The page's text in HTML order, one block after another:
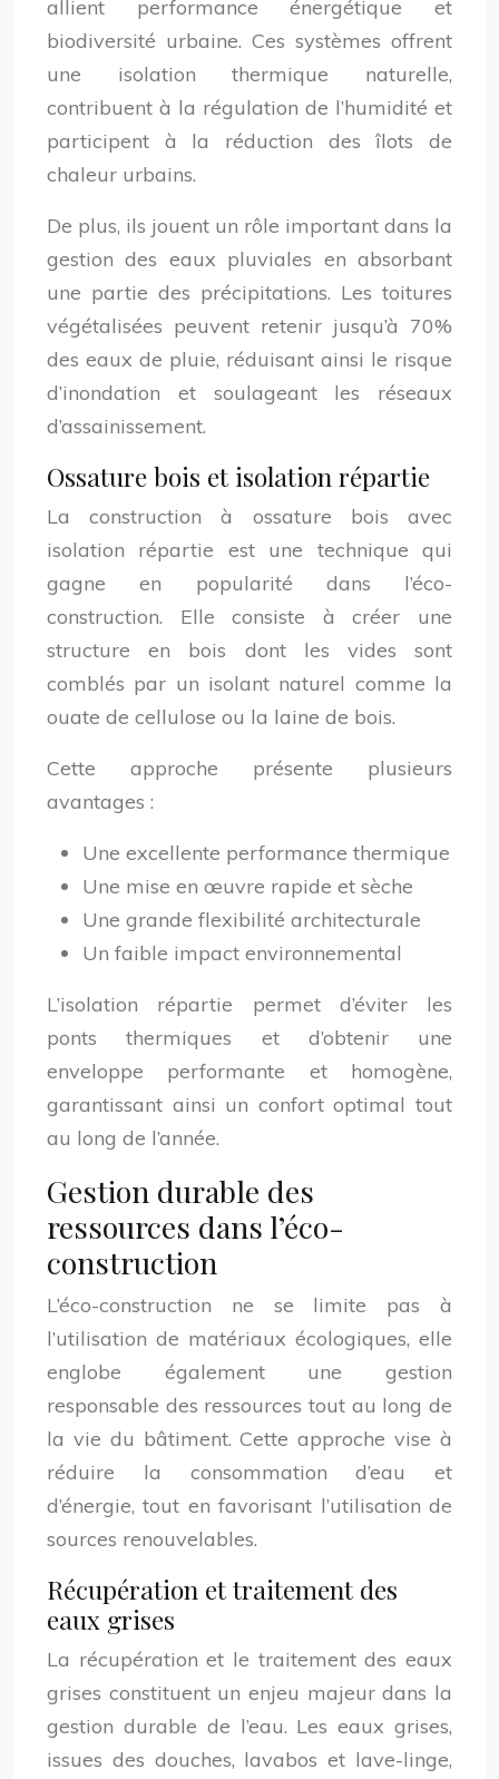
allient performance énergétique et
biodiversité urbaine. Ces systèmes offrent
une isolation thermique naturelle,
contribuent à la régulation de l’humidité et
participent à la réduction des îlots de
chaleur urbains.
De plus, ils jouent un rôle important dans la
gestion des eaux pluviales en absorbant
une partie des précipitations. Les toitures
végétalisées peuvent retenir jusqu’à 70%
des eaux de pluie, réduisant ainsi le risque
d’inondation et soulageant les réseaux
d’assainissement.
Ossature bois et isolation répartie
La construction à ossature bois avec
isolation répartie est une technique qui
gagne en popularité dans l’éco-
construction. Elle consiste à créer une
structure en bois dont les vides sont
comblés par un isolant naturel comme la
ouate de cellulose ou la laine de bois.
Cette approche présente plusieurs
avantages :
Une excellente performance thermique
Une mise en œuvre rapide et sèche
Une grande flexibilité architecturale
Un faible impact environnemental
L’isolation répartie permet d’éviter les
ponts thermiques et d’obtenir une
enveloppe performante et homogène,
garantissant ainsi un confort optimal tout
au long de l’année.
Gestion durable des
ressources dans l’éco-
construction
L’éco-construction ne se limite pas à
l’utilisation de matériaux écologiques, elle
englobe également une gestion
responsable des ressources tout au long de
la vie du bâtiment. Cette approche vise à
réduire la consommation d’eau et
d’énergie, tout en favorisant l’utilisation de
sources renouvelables.
Récupération et traitement des
eaux grises
La récupération et le traitement des eaux
grises constituent un enjeu majeur dans la
gestion durable de l’eau. Les eaux grises,
issues des douches, lavabos et lave-linge,